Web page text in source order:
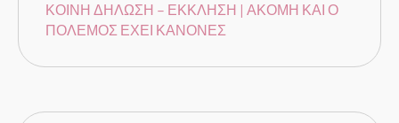
ΚΟΙΝΗ ΔΗΛΩΣΗ – ΕΚΚΛΗΣΗ | ΑΚΟΜΗ ΚΑΙ Ο
ΠΟΛΕΜΟΣ ΕΧΕΙ ΚΑΝΟΝΕΣ